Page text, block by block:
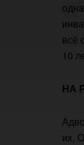
всё
10
НА
их,